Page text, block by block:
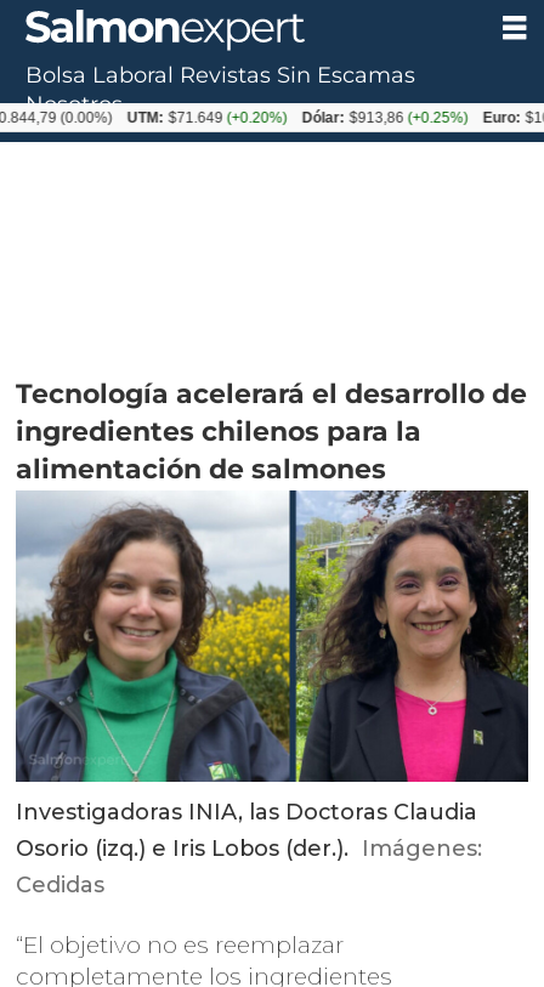
Tecnología acelerará el desarrollo de
ingredientes chilenos para la
alimentación de salmones
Investigadoras INIA, las Doctoras Claudia
Osorio (izq.) e Iris Lobos (der.). Imágenes:
Cedidas
“El objetivo no es reemplazar
completamente los ingredientes
Bolsa Laboral Revistas Sin Escamas
Nosotros
(0.00%) UTM: $71.649(+0.20%) Dólar: $913,86(+0.25%) Euro: $1053,08